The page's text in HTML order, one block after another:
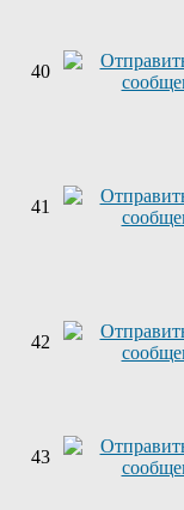
40
41
42
43